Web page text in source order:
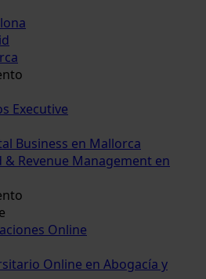
Executive
Business en Mallorca
& Revenue Management en
Online
Online en Abogacía y